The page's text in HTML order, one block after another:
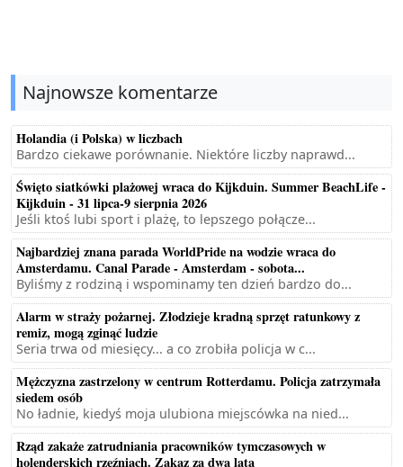
Najnowsze komentarze
Holandia (i Polska) w liczbach
Bardzo ciekawe porównanie. Niektóre liczby naprawd...
Święto siatkówki plażowej wraca do Kijkduin. Summer BeachLife -
Kijkduin - 31 lipca-9 sierpnia 2026
Jeśli ktoś lubi sport i plażę, to lepszego połącze...
Najbardziej znana parada WorldPride na wodzie wraca do
Amsterdamu. Canal Parade - Amsterdam - sobota...
Byliśmy z rodziną i wspominamy ten dzień bardzo do...
Alarm w straży pożarnej. Złodzieje kradną sprzęt ratunkowy z
remiz, mogą zginąć ludzie
Seria trwa od miesięcy... a co zrobiła policja w c...
Mężczyzna zastrzelony w centrum Rotterdamu. Policja zatrzymała
siedem osób
No ładnie, kiedyś moja ulubiona miejscówka na nied...
Rząd zakaże zatrudniania pracowników tymczasowych w
holenderskich rzeźniach. Zakaz za dwa lata